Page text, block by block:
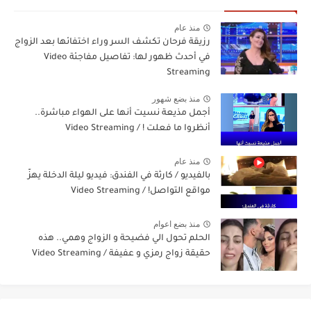
منذ عام
رزيقة فرحان تكشف السر وراء اختفائها بعد الزواج
في أحدث ظهور لها: تفاصيل مفاجئة Video
Streaming
منذ بضع شهور
أجمل مذيعة نسيت أنها على الهواء مباشرة..
أنظروا ما فعلت ! / Video Streaming
منذ عام
بالفيديو / كارثة في الفندق: فيديو ليلة الدخلة يهزّ
مواقع التواصل! / Video Streaming
منذ بضع اعوام
الحلم تحول الي فضيحة و الزواج وهمي.. هذه
حقيقة زواج رمزي و عفيفة / Video Streaming